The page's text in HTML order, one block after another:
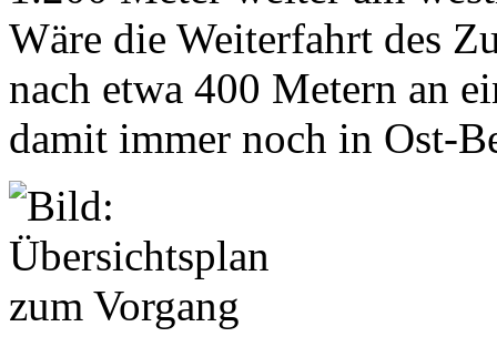
Wäre die Weiterfahrt des
nach etwa 400 Metern an
damit immer noch in Ost-